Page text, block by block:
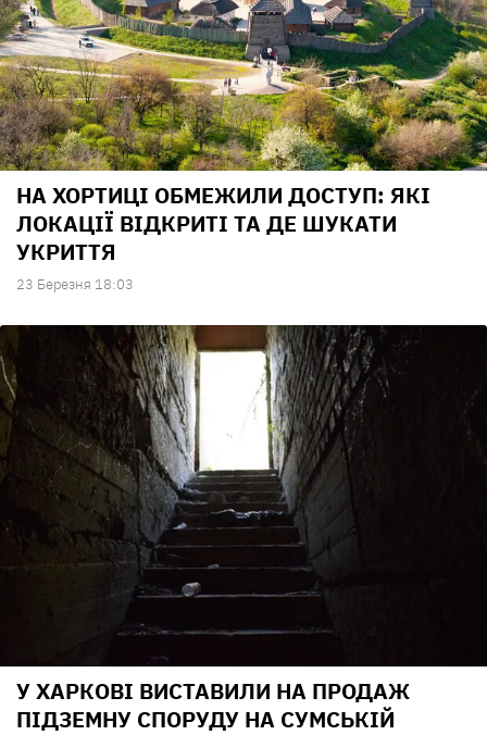
НА ХОРТИЦІ ОБМЕЖИЛИ ДОСТУП: ЯКІ
ЛОКАЦІЇ ВІДКРИТІ ТА ДЕ ШУКАТИ
УКРИТТЯ
23 Березня 18:03
У ХАРКОВІ ВИСТАВИЛИ НА ПРОДАЖ
ПІДЗЕМНУ СПОРУДУ НА СУМСЬКІЙ